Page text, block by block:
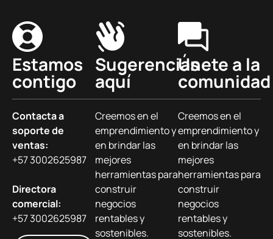
Estamos
contigo
Contacta a
soporte de
ventas:
+57 3002625987
Directora
comercial:
+57 3002625987
Sugerencias
aquí
Creemos en el
emprendimiento y
en brindar las
mejores
herramientas para
construir
negocios
rentables y
sostenibles.
Únete a la
comunidad
Creemos en el
emprendimiento y
en brindar las
mejores
herramientas para
construir
negocios
rentables y
sostenibles.